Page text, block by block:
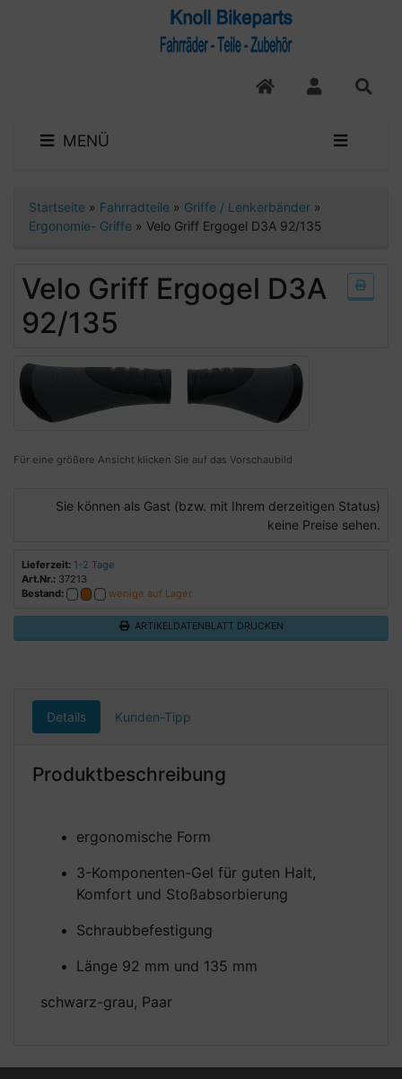
MENÜ
Startseite » Fahrradteile » Griffe / Lenkerbänder »
Ergonomie- Griffe » Velo Griff Ergogel D3A 92/135
Velo Griff Ergogel D3A
92/135
Für eine größere Ansicht klicken Sie auf das Vorschaubild
Sie können als Gast (bzw. mit Ihrem derzeitigen Status)
keine Preise sehen.
Lieferzeit: 1-2 Tage
Art.Nr.: 37213
Bestand:
wenige auf Lager
ARTIKELDATENBLATT DRUCKEN
Details Kunden-Tipp
Produktbeschreibung
ergonomische Form
3-Komponenten-Gel für guten Halt,
Komfort und Stoßabsorbierung
Schraubbefestigung
Länge 92 mm und 135 mm
schwarz-grau, Paar